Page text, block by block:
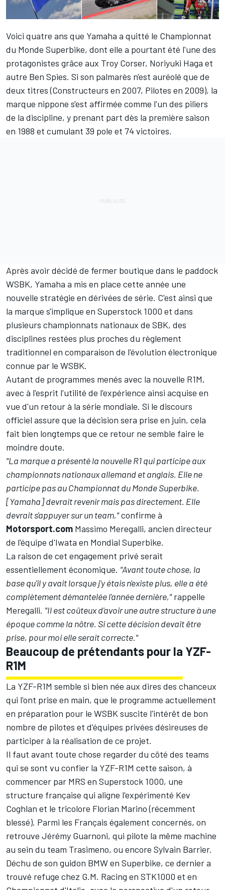
Voici quatre ans que Yamaha a quitté le Championnat
du Monde Superbike, dont elle a pourtant été l'une des
protagonistes grâce aux Troy Corser, Noriyuki Haga et
autre Ben Spies. Si son palmarès n'est auréolé que de
deux titres (Constructeurs en 2007, Pilotes en 2009), la
marque nippone s'est affirmée comme l'un des piliers
de la discipline, y prenant part dès la première saison
en 1988 et cumulant 39 pole et 74 victoires.
Après avoir décidé de fermer boutique dans le paddock
WSBK, Yamaha a mis en place cette année une
nouvelle stratégie en dérivées de série. C'est ainsi que
la marque s'implique en Superstock 1000 et dans
plusieurs championnats nationaux de SBK, des
disciplines restées plus proches du règlement
traditionnel en comparaison de l'évolution électronique
connue par le WSBK.
Autant de programmes menés avec la nouvelle R1M,
avec à l'esprit l'utilité de l'expérience ainsi acquise en
vue d'un retour à la série mondiale. Si le discours
officiel assure que la décision sera prise en juin, cela
fait bien longtemps que ce retour ne semble faire le
moindre doute.
"La marque a présenté la nouvelle R1 qui participe aux
championnats nationaux allemand et anglais. Elle ne
participe pas au Championnat du Monde Superbike.
[Yamaha] devrait revenir mais pas directement. Elle
devrait s'appuyer sur un team,"confirme à
Motorsport.com Massimo Meregalli, ancien directeur
de l'équipe d'Iwata en Mondial Superbike.
La raison de cet engagement privé serait
essentiellement économique. "Avant toute chose, la
base qu'il y avait lorsque j'y étais n'existe plus, elle a été
complètement démantelée l'année dernière,"rappelle
Meregalli. "Il est coûteux d'avoir une autre structure à une
époque comme la nôtre. Si cette décision devait être
prise, pour moi elle serait correcte."
Beaucoup de prétendants pour la YZF-
R1M
La YZF-R1M semble si bien née aux dires des chanceux
qui l'ont prise en main, que le programme actuellement
en préparation pour le WSBK suscite l'intérêt de bon
nombre de pilotes et d'équipes privées désireuses de
participer à la réalisation de ce projet.
Il faut avant toute chose regarder du côté des teams
qui se sont vu confier la YZF-R1M cette saison, à
commencer par MRS en Superstock 1000, une
structure française qui aligne l'expérimenté Kev
Coghlan et le tricolore Florian Marino (récemment
blessé). Parmi les Français également concernés, on
retrouve Jérémy Guarnoni, qui pilote la même machine
au sein du team Trasimeno, ou encore Sylvain Barrier.
Déchu de son guidon BMW en Superbike, ce dernier a
trouvé refuge chez G.M. Racing en STK1000 et en